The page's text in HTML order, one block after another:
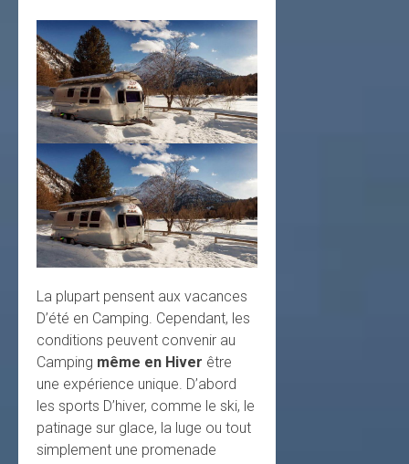
La plupart pensent aux vacances
D’été en Camping. Cependant, les
conditions peuvent convenir au
Camping même en Hiver être
une expérience unique. D’abord
les sports D’hiver, comme le ski, le
patinage sur glace, la luge ou tout
simplement une promenade